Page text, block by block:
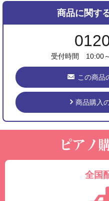
商品に関す
受付時間 10:00～
この商品
商品購入
全国